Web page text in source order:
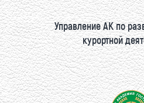
Управление АК по
курортной